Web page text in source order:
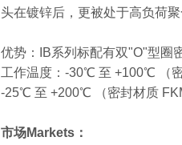
头在镀锌后，更被处于高负荷
优势：IB系列标配有双"O"型圈
工作温度：-30℃ 至 +100℃ （密
-25℃ 至 +200℃ （密封材质
市场Markets：